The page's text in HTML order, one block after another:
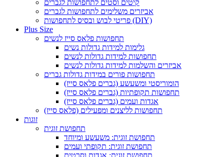
קיטים וסטים לתחפושות לגברים
אביזרים משלימים לתחפושות לגברים
פריטי לבוש ובסיס לתחפושות (DIY)
Plus Size
תחפושות פלאס סייז לנשים
גלימות למידות גדולות נשים
תחפושות למידות גדולות לנשים
אביזרים והשלמות למידות גדולות לנשים
תחפושות פורים במידות גדולות גברים
הומוריסטי ומשעשע (גברים פלאס סייז)
תחפושות תקופתיות (גברים פלאס סייז)
אגדות ועמים (גברים פלאס סייז)
תחפושות לליצנים ומפעילים (פלאס סייז)
זוגות
תחפושת זוגית
תחפושת זוגית: משעשע ומיוחד
תחפושת זוגית: תקופתי ועמים
תחפושת זוגית: אגדות וסרטים